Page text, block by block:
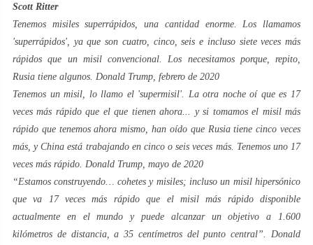
Scott Ritter
Tenemos misiles superrápidos, una cantidad enorme. Los llamamos
'superrápidos', ya que son cuatro, cinco, seis e incluso siete veces más
rápidos que un misil convencional. Los necesitamos porque, repito,
Rusia tiene algunos. Donald Trump, febrero de 2020
Tenemos un misil, lo llamo el 'supermisil'. La otra noche oí que es 17
veces más rápido que el que tienen ahora... y si tomamos el misil más
rápido que tenemos ahora mismo, han oído que Rusia tiene cinco veces
más, y China está trabajando en cinco o seis veces más. Tenemos uno 17
veces más rápido. Donald Trump, mayo de 2020
“Estamos construyendo… cohetes y misiles; incluso un misil hipersónico
que va 17 veces más rápido que el misil más rápido disponible
actualmente en el mundo y puede alcanzar un objetivo a 1.600
kilómetros de distancia, a 35 centímetros del punto central”. Donald